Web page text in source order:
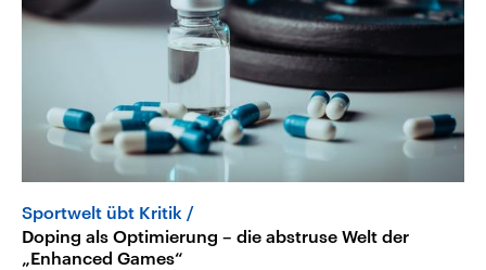
Sportwelt übt Kritik
Doping als Optimierung – die abstruse Welt der
„Enhanced Games“